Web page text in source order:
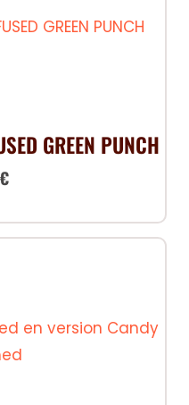
GREEN PUNCH
€